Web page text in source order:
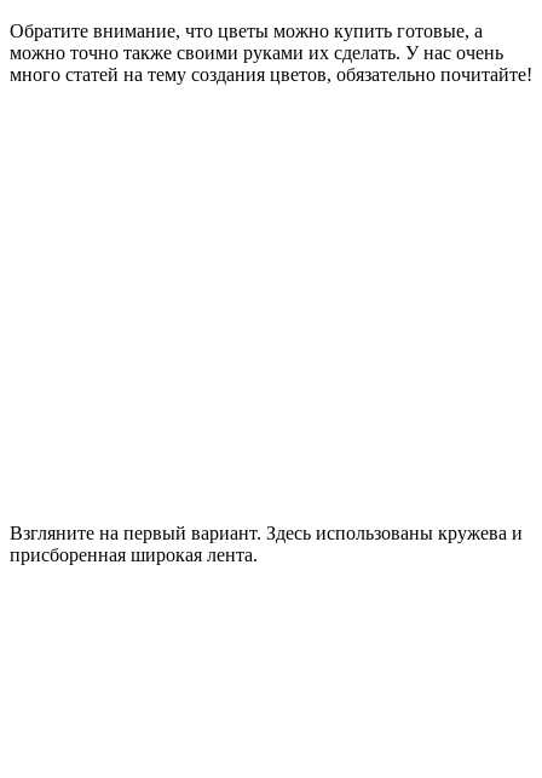
Обратите внимание, что цветы можно купить готовые, а
можно точно также своими руками их сделать. У нас очень
много статей на тему создания цветов, обязательно почитайте!
Взгляните на первый вариант. Здесь использованы кружева и
присборенная широкая лента.